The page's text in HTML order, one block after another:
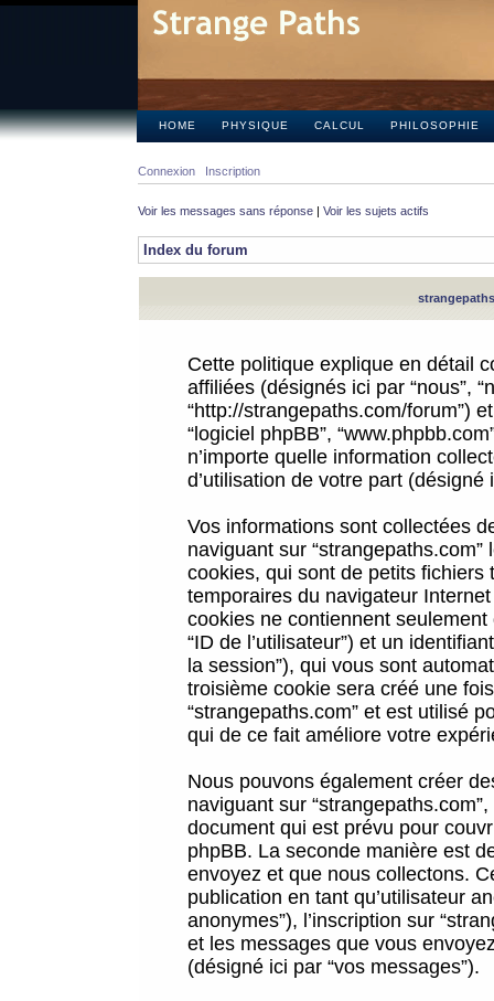
HOME PHYSIQUE CALCUL PHILOSOPHIE
Connexion Inscription
Voir les messages sans réponse | Voir les sujets actifs
Index du forum
Cette politique explique en détail
affiliées (désignés ici par “nous”,
“http://strangepaths.com/forum”)
“logiciel phpBB”,
n’importe quelle information
d’utilisation de votre part (désigné
Vos informations sont collectées
naviguant sur
cookies, qui sont de petits
temporaires du navigateur
cookies ne contiennent
“ID de l’utilisateur”) et un
la session”), qui vous sont
troisième cookie sera créé une
“strangepaths.com” et est utilisé
qui de ce fait améliore votre
Nous pouvons également créer
naviguant sur
document qui est prévu pour
phpBB. La seconde manière est
envoyez et que nous collectons.
publication en tant qu’utilisateur
anonymes”), l’inscription sur
et les messages que vous
(désigné ici par “vos messages”).